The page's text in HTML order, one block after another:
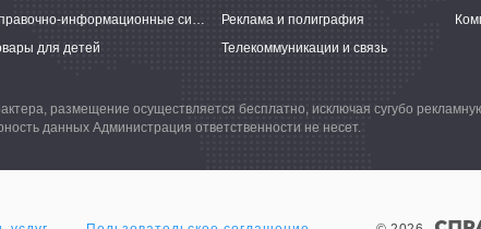
Справочно-информационные системы Реклама и полиграфия
для детей Телекоммуникации и связь
размещение осуществляется бесплатно, исключая сугубо
данных Администрация ответственности не несет.